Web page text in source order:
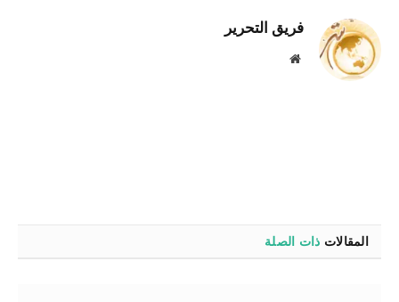
فريق التحرير
موقع
المقالات ذات الصلة